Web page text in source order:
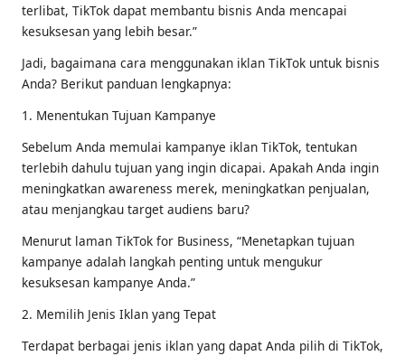
terlibat, TikTok dapat membantu bisnis Anda mencapai
kesuksesan yang lebih besar.”
Jadi, bagaimana cara menggunakan iklan TikTok untuk bisnis
Anda? Berikut panduan lengkapnya:
1. Menentukan Tujuan Kampanye
Sebelum Anda memulai kampanye iklan TikTok, tentukan
terlebih dahulu tujuan yang ingin dicapai. Apakah Anda ingin
meningkatkan awareness merek, meningkatkan penjualan,
atau menjangkau target audiens baru?
Menurut laman TikTok for Business, “Menetapkan tujuan
kampanye adalah langkah penting untuk mengukur
kesuksesan kampanye Anda.”
2. Memilih Jenis Iklan yang Tepat
Terdapat berbagai jenis iklan yang dapat Anda pilih di TikTok,